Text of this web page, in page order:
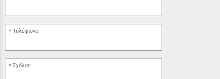
Τηλέφωνο:
Σχόλια: